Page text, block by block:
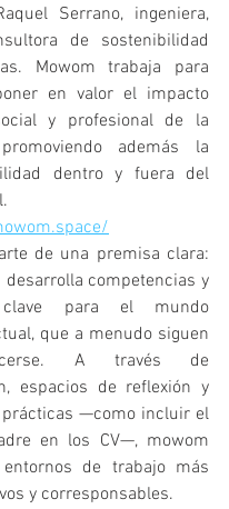
Serrano, ingeniera,
de sostenibilidad
Mowom trabaja para
en valor el impacto
y profesional de la
además la
dentro y fuera del
de una premisa clara:
competencias y
clave para el mundo
que a menudo siguen
A través de
espacios de reflexión y
—como incluir el
en los CV—, mowom
de trabajo más
y corresponsables.